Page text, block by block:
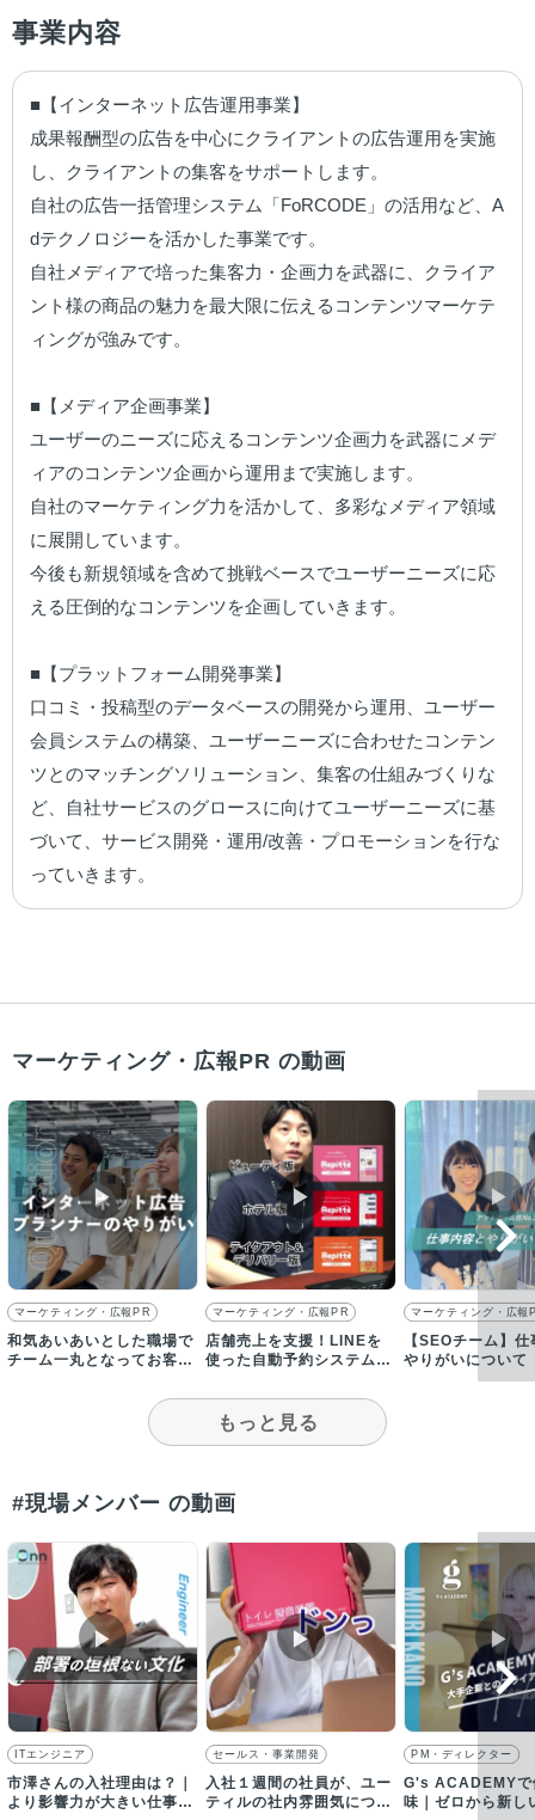
事業内容
■【インターネット広告運用事業】
成果報酬型の広告を中心にクライアントの広告運用を実施
し、クライアントの集客をサポートします。
自社の広告一括管理システム「FoRCODE」の活用など、A
dテクノロジーを活かした事業です。
自社メディアで培った集客力・企画力を武器に、クライア
ント様の商品の魅力を最大限に伝えるコンテンツマーケテ
ィングが強みです。
■【メディア企画事業】
ユーザーのニーズに応えるコンテンツ企画力を武器にメデ
ィアのコンテンツ企画から運用まで実施します。
自社のマーケティング力を活かして、多彩なメディア領域
に展開しています。
今後も新規領域を含めて挑戦ベースでユーザーニーズに応
える圧倒的なコンテンツを企画していきます。
■【プラットフォーム開発事業】
口コミ・投稿型のデータベースの開発から運用、ユーザー
会員システムの構築、ユーザーニーズに合わせたコンテン
ツとのマッチングソリューション、集客の仕組みづくりな
ど、自社サービスのグロースに向けてユーザーニーズに基
づいて、サービス開発・運用/改善・プロモーションを行な
っていきます。
マーケティング・広報PR の動画
▶︎
マーケティング・広報PR
和気あいあいとした職場で
チーム一丸となってお客様
▶︎
マーケティング・広報PR
店舗売上を支援！LINEを
使った自動予約システム
画】
▶︎
マーケティング・広報
【SEOチーム】
やりがいについて
もっと見る
#現場メンバー の動画
▶︎
ITエンジニア
市澤さんの入社理由は？｜
より影響力が大きい仕事が
▶︎
セールス・事業開発
入社１週間の社員が、ユー
ティルの社内雰囲気につい
▶︎
PM・ディレクター
G's ACADEMYで
味｜ゼロから新し